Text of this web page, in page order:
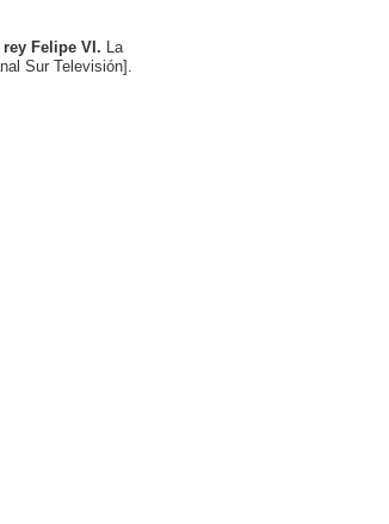
Felipe VI. La
Sur Televisión].